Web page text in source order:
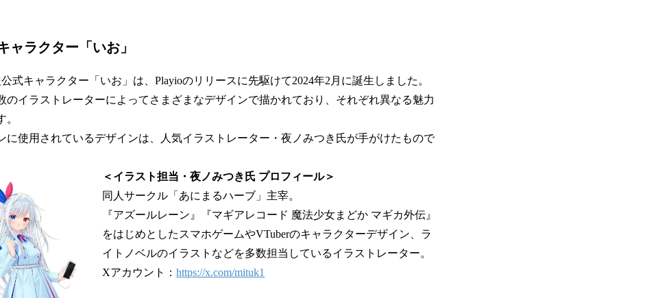
ャラクター「いお」
公式キャラクター「いお」は、Playioのリリースに先駆けて2024年2月に誕生しました。
のイラストレーターによってさまざまなデザインで描かれており、それぞれ異なる魅力
。
に使用されているデザインは、人気イラストレーター・夜ノみつき氏が手がけたもので
＜イラスト担当・夜ノみつき氏 プロフィール＞
同人サークル「あにまるハーブ」主宰。
『アズールレーン』『マギアレコード 魔法少女まどか マギカ外伝』
をはじめとしたスマホゲームやVTuberのキャラクターデザイン、ラ
イトノベルのイラストなどを多数担当しているイラストレーター。
Xアカウント：https://x.com/mituk1